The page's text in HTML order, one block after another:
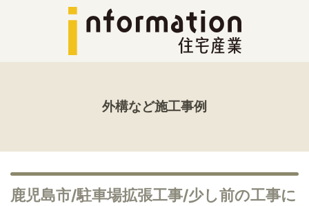
外構など施工事例
鹿児島市/駐車場拡張工事/少し前の工事に